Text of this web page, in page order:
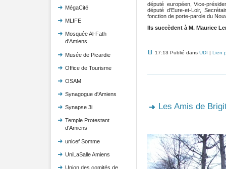
MégaCité
MLIFE
Mosquée Al-Fath
d'Amiens
Musée de Picardie
Office de Tourisme
OSAM
Synagogue d'Amiens
Synapse 3i
Temple Protestant
d'Amiens
unicef Somme
UniLaSalle Amiens
Union des comités de
député européen, Vice-
député d’Eure-et-Loir,
fonction de porte-parole du
Ils succèdent à M. Maurice
17:13 Publié dans UDI | Lien
Les Amis de